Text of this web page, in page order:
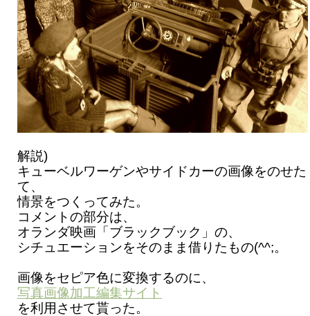
解説)
キューベルワーゲンやサイドカーの画像をのせ
て、
情景をつくってみた。
コメントの部分は、
オランダ映画「ブラックブック」の、
シチュエーションをそのまま借りたもの(^^;。
画像をセピア色に変換するのに、
写真画像加工編集サイト
を利用させて貰った。